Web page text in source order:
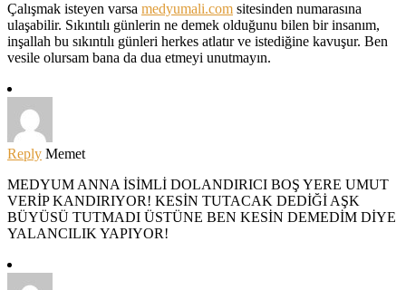
Çalışmak isteyen varsa medyumali.com sitesinden numarasına
ulaşabilir. Sıkıntılı günlerin ne demek olduğunu bilen bir insanım,
inşallah bu sıkıntılı günleri herkes atlatır ve istediğine kavuşur. Ben
vesile olursam bana da dua etmeyi unutmayın.
Reply Memet
MEDYUM ANNA İSİMLİ DOLANDIRICI BOŞ YERE UMUT
VERİP KANDIRIYOR! KESİN TUTACAK DEDİĞİ AŞK
BÜYÜSÜ TUTMADI ÜSTÜNE BEN KESİN DEMEDİM DİYE
YALANCILIK YAPIYOR!